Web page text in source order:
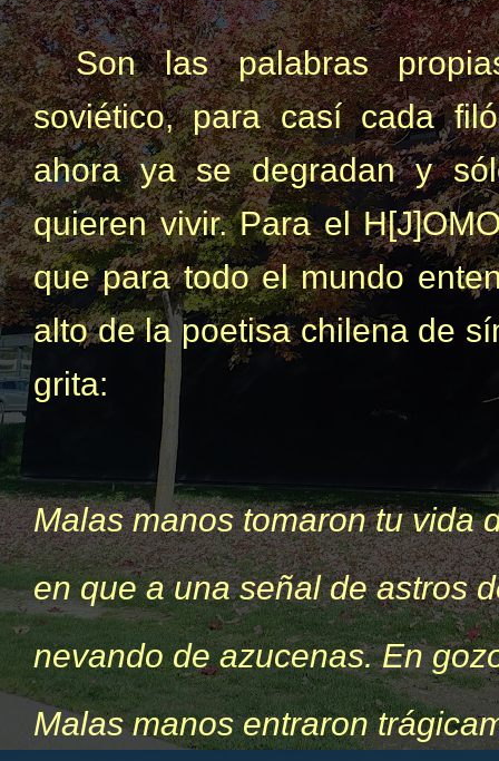
Son las palabras
soviético, para casí cada
ahora ya se degradan y
quieren vivir. Para el
que para todo el mundo
alto de la poetisa chilena de
grita:
Malas manos tomaron tu vida
en que a una señal de astros
nevando de azucenas. En
Malas manos entraron